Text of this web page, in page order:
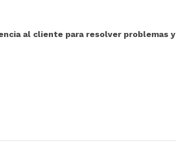
al cliente para resolver problemas y